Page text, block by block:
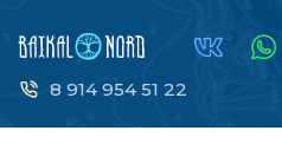
8 914 954 51 22